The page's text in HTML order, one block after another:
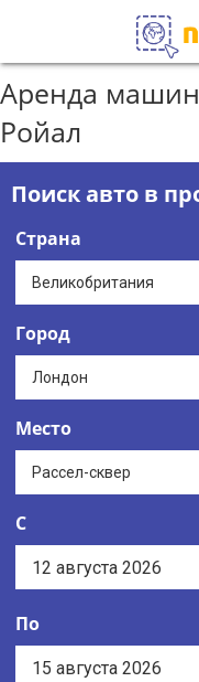
Аренда
Ройал
Поиск авто в
Страна
Город
Место
С
По